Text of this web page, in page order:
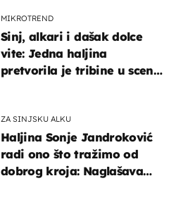
MIKROTREND
Sinj, alkari i dašak dolce
vite: Jedna haljina
pretvorila je tribine u scenu
ZA SINJSKU ALKU
Haljina Sonje Jandroković
radi ono što tražimo od
dobrog kroja: Naglašava